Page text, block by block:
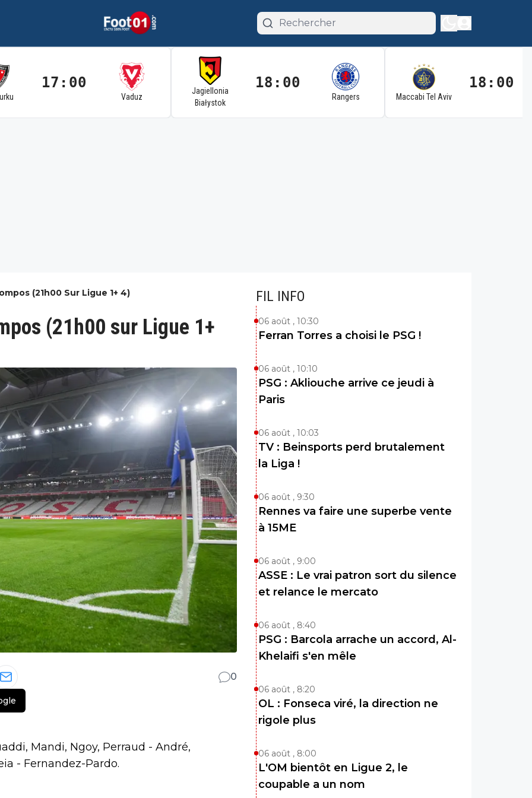
17:00
Vaduz
Jagiellonia
Białystok
18:00
Rangers Maccabi Tel Aviv
18:00
(21h00 Sur Ligue 1+ 4)
(21h00 sur Ligue 1+
0
Mandi, Ngoy, Perraud - André,
- Fernandez-Pardo.
FIL INFO
06 août , 10:30
Ferran Torres a choisi le PSG !
06 août , 10:10
PSG : Akliouche arrive ce jeudi à
Paris
06 août , 10:03
TV : Beinsports perd brutalement
la Liga !
06 août , 9:30
Rennes va faire une superbe vente
à 15ME
06 août , 9:00
ASSE : Le vrai patron sort du silence
et relance le mercato
06 août , 8:40
PSG : Barcola arrache un accord, Al-
Khelaifi s'en mêle
06 août , 8:20
OL : Fonseca viré, la direction ne
rigole plus
06 août , 8:00
L'OM bientôt en Ligue 2, le
coupable a un nom